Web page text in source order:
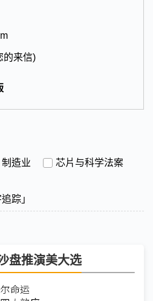
的来信)
制造业
芯片与科学法案
踪」
盘推演美大选
命运